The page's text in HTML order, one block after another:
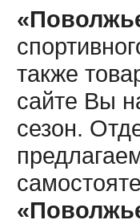
также
сайте Вы
сезон.